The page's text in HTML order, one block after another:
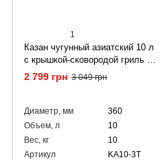
1
Казан чугунный азиатский 10 л
с крышкой-сковородой гриль и
треногой
2 799 грн 3 049 грн
Диаметр, мм
360
Объем, л
10
Вес, кг
10
Артикул
KA10-3T